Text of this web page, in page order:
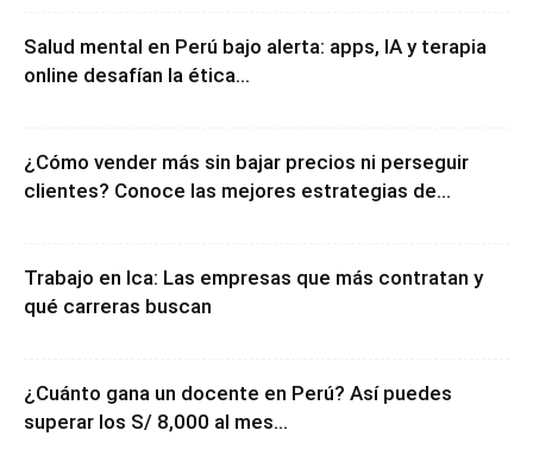
Salud mental en Perú bajo alerta: apps, IA y terapia
online desafían la ética...
¿Cómo vender más sin bajar precios ni perseguir
clientes? Conoce las mejores estrategias de...
Trabajo en Ica: Las empresas que más contratan y
qué carreras buscan
¿Cuánto gana un docente en Perú? Así puedes
superar los S/ 8,000 al mes...